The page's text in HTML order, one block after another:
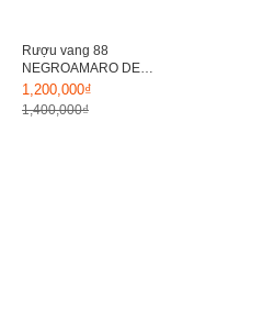
Rượu vang 88
NEGROAMARO DEL
SALENTO
1,200,000₫
1,400,000₫